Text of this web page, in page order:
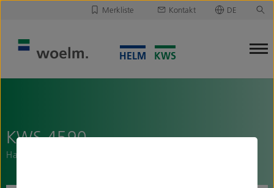
Merkliste Kontakt DE
KWS 4590..
Handlaufstütze mit flacher Auflage